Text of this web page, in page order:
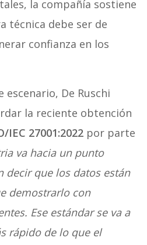
la compañía sostiene
técnica debe ser de
confianza en los
escenario, De Ruschi
la reciente obtención
IEC 27001:2022 por parte
va hacia un punto
decir que los datos están
demostrarlo con
Ese estándar se va a
rápido de lo que el